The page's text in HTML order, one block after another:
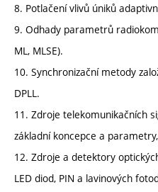
8. Potlačení vlivů úniků
9. Odhady parametrů
ML, MLSE).
10. Synchronizační metody
DPLL.
11. Zdroje telekomunikačních
základní koncepce a
12. Zdroje a detektory
LED diod, PIN a lavinových